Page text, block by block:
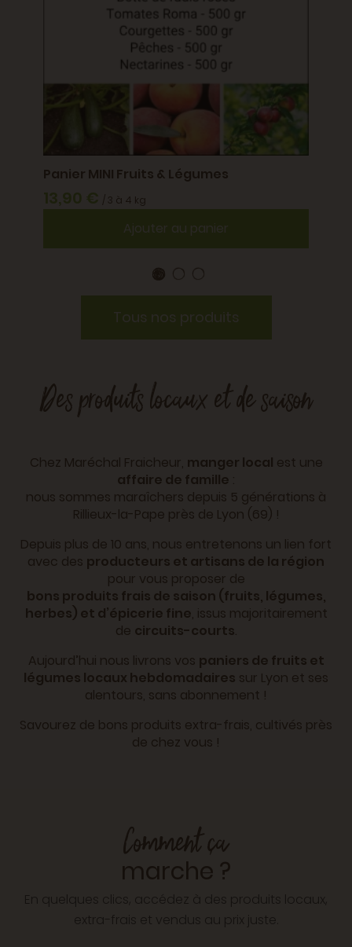
Panier MINI Fruits & Légumes
13,90 € / 3 à 4 kg
Ajouter au panier
Tous nos produits
Des produits locaux et de saison
Chez Maréchal Fraicheur, manger local est une
affaire de famille :
nous sommes maraîchers depuis 5 générations à
Rillieux-la-Pape près de Lyon (69) !
Depuis plus de 10 ans, nous entretenons un lien fort
avec des producteurs et artisans de la région
pour vous proposer de
bons produits frais de saison (fruits, légumes,
herbes) et d’épicerie fine, issus majoritairement
de circuits-courts.
Aujourd’hui nous livrons vos paniers de fruits et
légumes locaux hebdomadaires sur Lyon et ses
alentours, sans abonnement !
Savourez de bons produits extra-frais, cultivés près
de chez vous !
Comment ça
marche ?